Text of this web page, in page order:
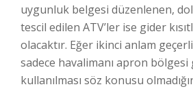
uygunluk belgesi düzenlenen,
tescil edilen ATV’ler ise gider
olacaktır. Eğer ikinci anlam
sadece havalimanı apron
kullanılması söz konusu